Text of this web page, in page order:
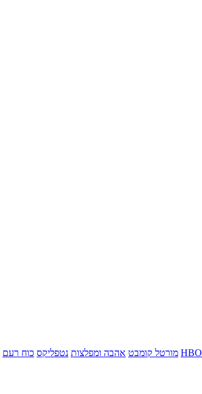
HBO מורטל קומבט אהבה ומפלצות נטפליקס כוח רעם